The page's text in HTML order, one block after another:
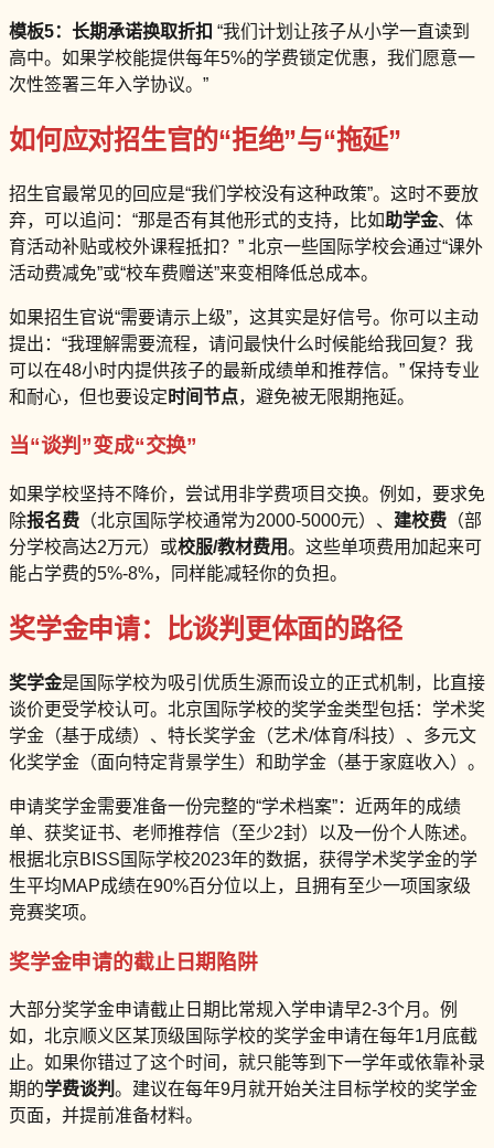
模板5：长期承诺换取折扣 “我们计划让孩子从小学一直读到
高中。如果学校能提供每年5%的学费锁定优惠，我们愿意一
次性签署三年入学协议。”
如何应对招生官的“拒绝”与“拖延”
招生官最常见的回应是“我们学校没有这种政策”。这时不要放
弃，可以追问：“那是否有其他形式的支持，比如助学金、体
育活动补贴或校外课程抵扣？” 北京一些国际学校会通过“课外
活动费减免”或“校车费赠送”来变相降低总成本。
如果招生官说“需要请示上级”，这其实是好信号。你可以主动
提出：“我理解需要流程，请问最快什么时候能给我回复？我
可以在48小时内提供孩子的最新成绩单和推荐信。” 保持专业
和耐心，但也要设定 时间节点，避免被无限期拖延。
当“谈判”变成“交换”
如果学校坚持不降价，尝试用非学费项目交换。例如，要求免
除报名费 （北京国际学校通常为2000-5000元）、 建校费 （部
分学校高达2万元）或校服/教材费用。这些单项费用加起来可
能占学费的5%-8%，同样能减轻你的负担。
奖学金申请：比谈判更体面的路径
奖学金是国际学校为吸引优质生源而设立的正式机制，比直接
谈价更受学校认可。北京国际学校的奖学金类型包括：学术奖
学金（基于成绩）、特长奖学金（艺术/体育/科技）、多元文
化奖学金（面向特定背景学生）和助学金（基于家庭收入）。
申请奖学金需要准备一份完整的“学术档案”：近两年的成绩
单、获奖证书、老师推荐信（至少2封）以及一份个人陈述。
根据北京BISS国际学校2023年的数据，获得学术奖学金的学
生平均MAP成绩在90%百分位以上，且拥有至少一项国家级
竞赛奖项。
奖学金申请的截止日期陷阱
大部分奖学金申请截止日期比常规入学申请早2-3个月。例
如，北京顺义区某顶级国际学校的奖学金申请在每年1月底截
止。如果你错过了这个时间，就只能等到下一学年或依靠补录
期的学费谈判 。建议在每年9月就开始关注目标学校的奖学金
页面，并提前准备材料。